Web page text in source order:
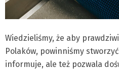
Wiedzieliśmy, że aby
Polaków, powinniśmy
informuje, ale też pozwala